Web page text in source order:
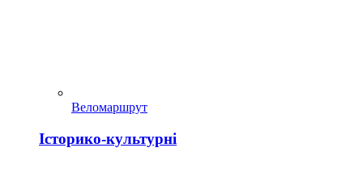
Веломаршрут
Історико-культурні